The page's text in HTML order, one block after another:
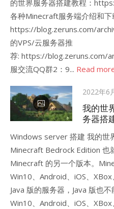
的世界服务器搭建教程：
各种Minecraft服务端介绍和下
https://blog.zeruns.com/
的VPS/云服务器推
荐: https://blog.zeruns.com/
服交流QQ群2：9... Read
Posted
on
2022年6
我的世
务器搭
Windows server 搭建 我的世
Minecraft Bedrock Edition 也
Minecraft 的另一个版本。
Win10、Android、iOS、
Java 版的服务器，Java 版也
Win10、Android、iOS、